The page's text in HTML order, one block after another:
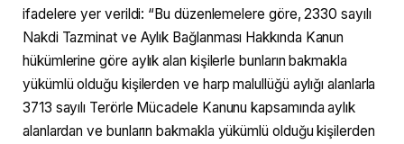
ifadelere yer verildi: “Bu düzenlemelere göre, 2330 sayılı
Nakdi Tazminat ve Aylık Bağlanması Hakkında Kanun
hükümlerine göre aylık alan kişilerle bunların bakmakla
yükümlü olduğu kişilerden ve harp malullüğü aylığı alanlarla
3713 sayılı Terörle Mücadele Kanunu kapsamında aylık
alanlardan ve bunların bakmakla yükümlü olduğu kişilerden